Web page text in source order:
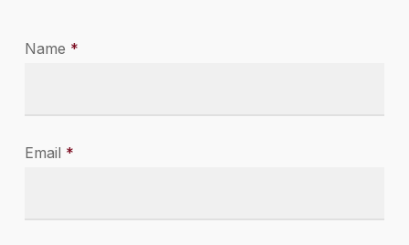
Name *
Email *